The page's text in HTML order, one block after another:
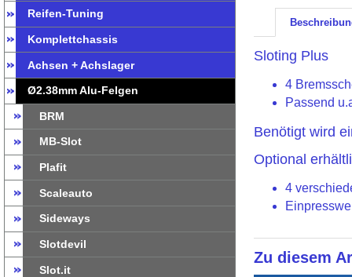
Reifen-Tuning
Komplettchassis
Achsen + Achslager
Ø2.38mm Alu-Felgen
BRM
MB-Slot
Plafit
Scaleauto
Sideways
Slotdevil
Slot.it
Sloting Plus
4
Passend
Benötigt wird
Optional
4
Zu diesem